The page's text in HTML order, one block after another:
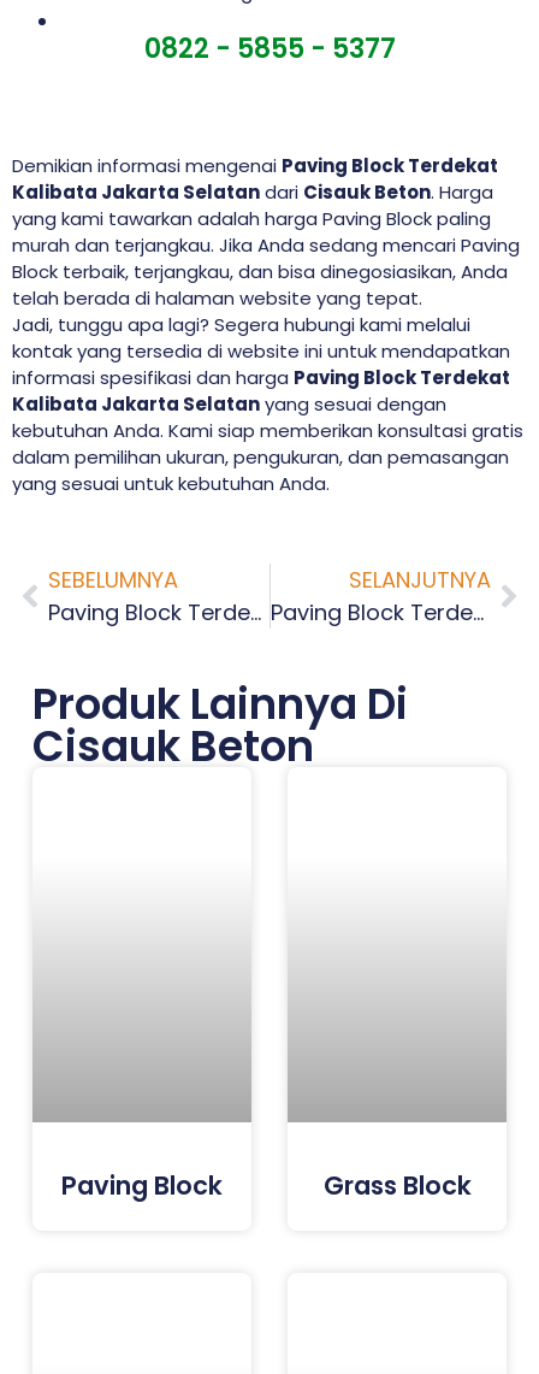
0822 - 5855 - 5377
Demikian informasi mengenai Paving Block Terdekat
Kalibata Jakarta Selatandari Cisauk Beton. Harga
yang kami tawarkan adalah harga Paving Block paling
murah dan terjangkau. Jika Anda sedang mencari Paving
Block terbaik, terjangkau, dan bisa dinegosiasikan, Anda
telah berada di halaman website yang tepat.
Jadi, tunggu apa lagi? Segera hubungi kami melalui
kontak yang tersedia di website ini untuk mendapatkan
informasi spesifikasi dan harga Paving Block Terdekat
Kalibata Jakarta Selatanyang sesuai dengan
kebutuhan Anda. Kami siap memberikan konsultasi gratis
dalam pemilihan ukuran, pengukuran, dan pemasangan
yang sesuai untuk kebutuhan Anda.
SEBELUMNYA
Paving Block Terdekat Duren Tiga Jakarta Selatan
SELANJUTNYA
Paving Block Terdekat Pengadegan Jakarta Selatan
Produk Lainnya Di
Cisauk Beton
Paving Block Grass Block